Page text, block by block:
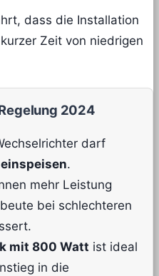
dass die Installation
Zeit von niedrigen
2024
darf
.
mehr Leistung
bei schlechteren
mit 800 Watt ist ideal
in die